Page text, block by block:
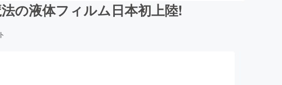
の液体フィルム日本初上陸!